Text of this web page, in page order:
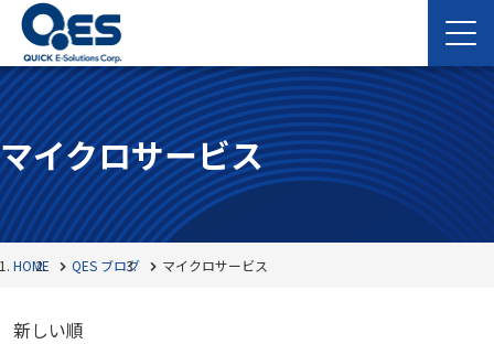
マイクロサービス
HOME QES ブログ マイクロサービス
新しい順